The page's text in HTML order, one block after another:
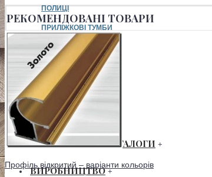
ПОЛИЦІ
ПРИЛІЖКОВІ ТУМБИ
СТЕЛАЖІ
ТУМБА ТВ
ТУМБИ ДЛЯ ВЗУТТЯ
ШАФИ
+
ЗАВАНТАЖИТИ КАТАЛОГИ +
ВИРОБНИЦТВО +
РЕКОМЕНДОВАНІ ТОВАРИ
Профіль відкритий – варіанти кольорів